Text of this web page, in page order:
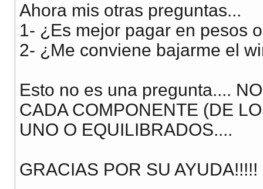
Ahora mis otras preguntas...
1- ¿Es mejor pagar en pesos
2- ¿Me conviene bajarme el
Esto no es una pregunta....
CADA COMPONENTE (DE
UNO O EQUILIBRADOS....
GRACIAS POR SU AYUDA!!!!!